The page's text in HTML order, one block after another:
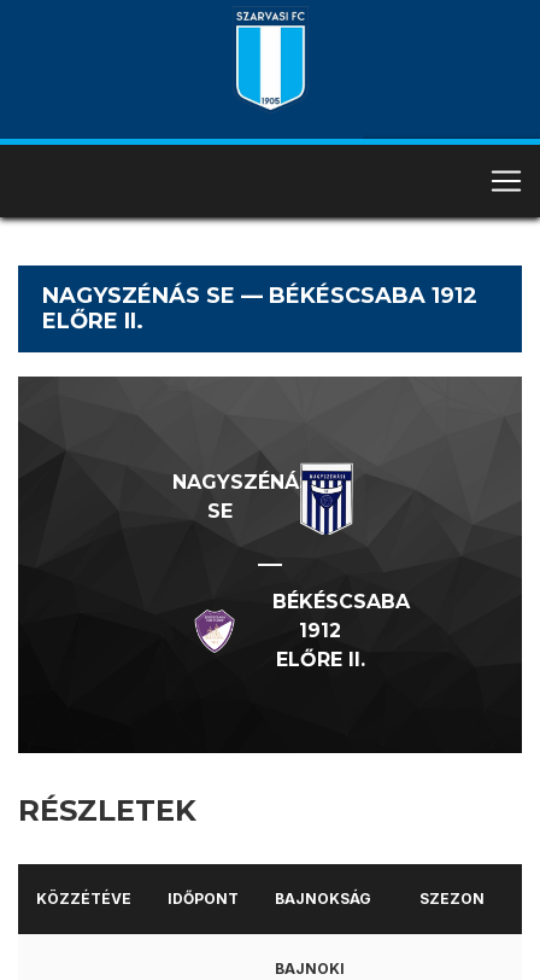
NAGYSZÉNÁS SE — BÉKÉSCSABA 1912
ELŐRE II.
NAGYSZÉNÁS
SE
—
BÉKÉSCSABA
1912
ELŐRE II.
RÉSZLETEK
KÖZZÉTÉVE IDŐPONT BAJNOKSÁG SZEZON
BAJNOKI